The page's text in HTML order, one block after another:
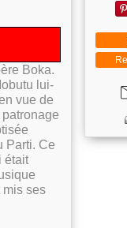
Boka.
lui-
vue de
Parti. Ce
était
mis ses